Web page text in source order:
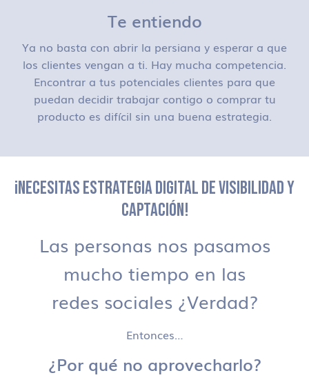
Te entiendo
Ya no basta con abrir la persiana y esperar a que
los clientes vengan a ti. Hay mucha competencia.
Encontrar a tus potenciales clientes para que
puedan decidir trabajar contigo o comprar tu
producto es difícil sin una buena estrategia.
¡NECESITAS ESTRATEGIA DIGITAL DE VISIBILIDAD Y
CAPTACIÓN!
Las personas nos pasamos
mucho tiempo en las
redes sociales ¿Verdad?
Entonces…
¿Por qué no aprovecharlo?